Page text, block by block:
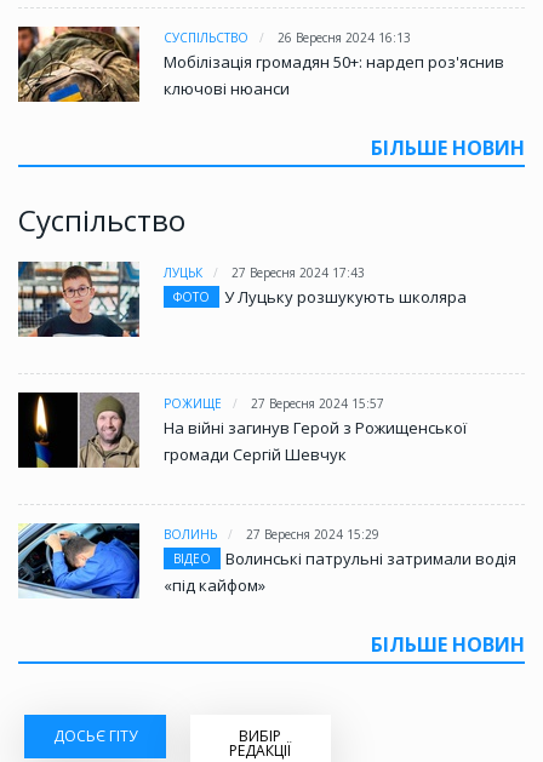
СУСПІЛЬСТВО 26 Вересня 2024 16:13
Мобілізація громадян 50+: нардеп роз'яснив
ключові нюанси
БІЛЬШЕ НОВИН
Суспільство
ЛУЦЬК
27 Вересня 2024 17:43
ФОТО
У Луцьку розшукують школяра
РОЖИЩЕ 27 Вересня 2024 15:57
На війні загинув Герой з Рожищенської
громади Сергій Шевчук
ВОЛИНЬ
27 Вересня 2024 15:29
ВІДЕО
Волинські патрульні затримали водія
«під кайфом»
БІЛЬШЕ НОВИН
ДОСЬЄ ГІТУ ВИБІР
РЕДАКЦІЇ